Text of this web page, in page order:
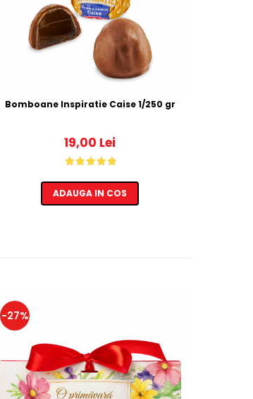
Bomboane Inspiratie Caise 1/250 gr
19,00 Lei
ADAUGA IN COS
-27%